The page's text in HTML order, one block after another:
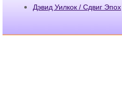
Дэвид Уилкок / Сдвиг Эпох